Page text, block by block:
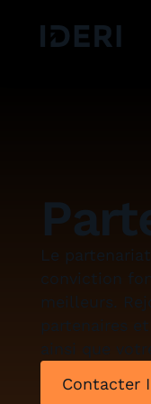
Le
conviction
meilleurs.
partenaires
ainsi que
Contacter